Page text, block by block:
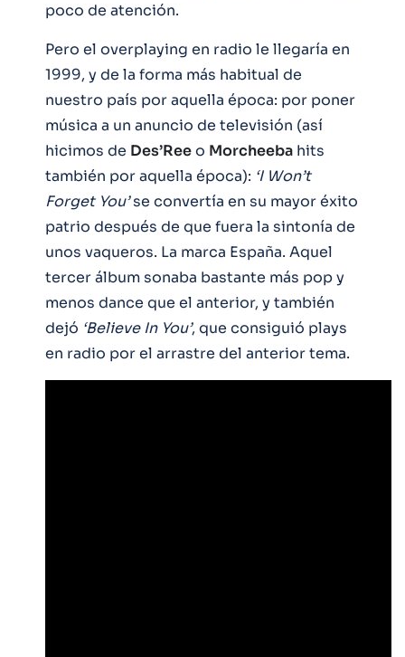
poco de atención.
Pero el overplaying en radio le llegaría en
1999, y de la forma más habitual de
nuestro país por aquella época: por poner
música a un anuncio de televisión (así
hicimos de Des’Reeo Morcheeba hits
también por aquella época): ‘I Won’t
Forget You’se convertía en su mayor éxito
patrio después de que fuera la sintonía de
unos vaqueros. La marca España. Aquel
tercer álbum sonaba bastante más pop y
menos dance que el anterior, y también
dejó ‘Believe In You’, que consiguió plays
en radio por el arrastre del anterior tema.